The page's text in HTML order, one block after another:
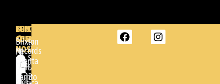
BRIXTON
DENDA -
SHOP
Somera
24
BRIXTON
Brixton
Records
GBR
TU
CUENTA
Mi
cuenta
Carrito
CONTACTA
CON
NOSOTROS
Por
favor,